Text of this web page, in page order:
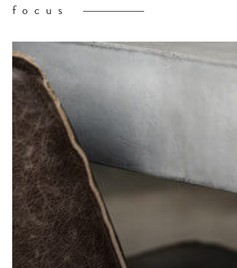
focus